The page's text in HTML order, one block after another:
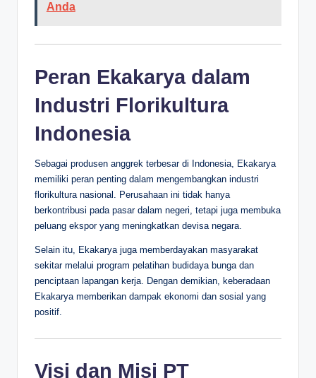
Anda
Peran Ekakarya dalam
Industri Florikultura
Indonesia
Sebagai produsen anggrek terbesar di Indonesia, Ekakarya
memiliki peran penting dalam mengembangkan industri
florikultura nasional. Perusahaan ini tidak hanya
berkontribusi pada pasar dalam negeri, tetapi juga membuka
peluang ekspor yang meningkatkan devisa negara.
Selain itu, Ekakarya juga memberdayakan masyarakat
sekitar melalui program pelatihan budidaya bunga dan
penciptaan lapangan kerja. Dengan demikian, keberadaan
Ekakarya memberikan dampak ekonomi dan sosial yang
positif.
Visi dan Misi PT